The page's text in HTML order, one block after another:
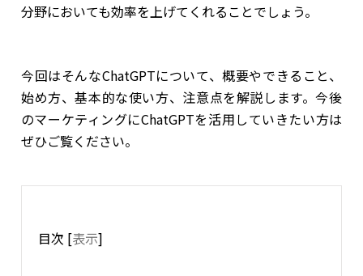
分野においても効率を上げてくれることでしょう。
今回はそんなChatGPTについて、概要やできること、
始め方、基本的な使い方、注意点を解説します。今後
のマーケティングにChatGPTを活用していきたい方は
ぜひご覧ください。
目次 [表示]